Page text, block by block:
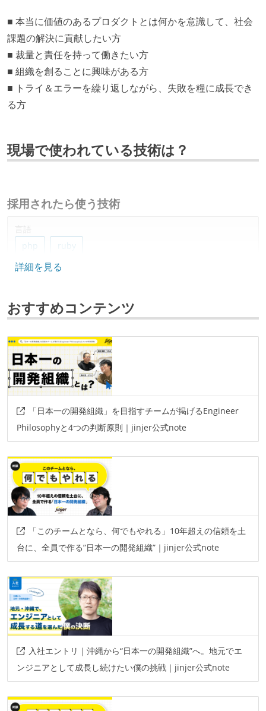
■ 本当に価値のあるプロダクトとは何かを意識して、社会
課題の解決に貢献したい方
■ 裁量と責任を持って働きたい方
■ 組織を創ることに興味がある方
■ トライ＆エラーを繰り返しながら、失敗を糧に成長でき
る方
現場で使われている技術は？
採用されたら使う技術
言語
php
ruby
フレームワーク
データベース
mysql
mongodb
プロジェクト管理
jira
情報共有ツール
slack
confluence
その他
googlemeet
figma
詳細を見る
おすすめコンテンツ
「日本一の開発組織」を目指すチームが掲げるEngineer
Philosophyと4つの判断原則｜jinjer公式note
「このチームとなら、何でもやれる」10年超えの信頼を土
台に、全員で作る”日本一の開発組織”｜jinjer公式note
入社エントリ｜沖縄から“日本一の開発組織”へ。地元でエ
ンジニアとして成長し続けたい僕の挑戦｜jinjer公式note